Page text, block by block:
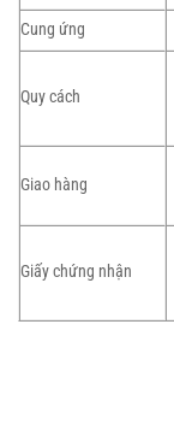
Cung ứng
Quy cách
Giao hàng
Giấy chứng nhận